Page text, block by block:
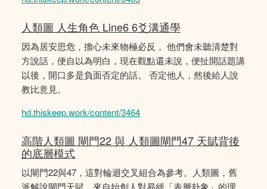
人類圖 人生角色 Line6 6爻溝通學
因為居安思危，擔心未來物極必反， 他們會未聽清楚對
方說話，便自以為明白，現在觀點還未說，便扯開話題講
以後，開口多是負面否定的話。 否定他人，然後給人說
教比意見。
hd.thiskeep.work/content/3464
高階人類圖 閘門22 與 人類圖閘門47 天賦背後
的底層模式
以閘門22與47，這對輪迴交叉組合為參考。人類圖，舊
派解說閘門天賦，來自始創人對易經「表層卦象」的理